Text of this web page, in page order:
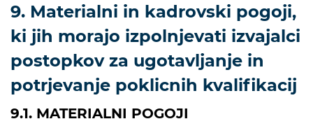
9. Materialni in kadrovski pogoji,
ki jih morajo izpolnjevati izvajalci
postopkov za ugotavljanje in
potrjevanje poklicnih kvalifikacij
9.1. MATERIALNI POGOJI